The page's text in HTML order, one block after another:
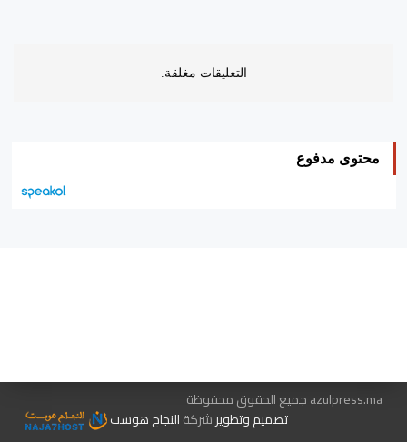
التعليقات مغلقة.
محتوى مدفوع
azulpress.ma جميع الحقوق محفوظة
تصميم وتطويرشركةالنجاح هوست